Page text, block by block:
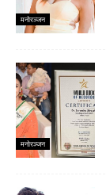
मनाेरञ्जन
मनाेरञ्जन